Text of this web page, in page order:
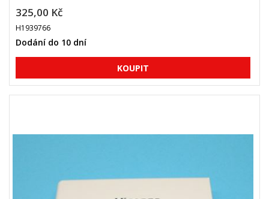
325,00 Kč
H1939766
Dodání do 10 dní